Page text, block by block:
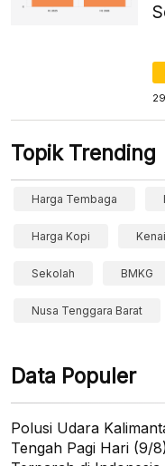
Topik Trending
Harga Tembaga
Harga Kopi
Sekolah BMKG
Nusa Tenggara Barat
Data Populer
Polusi Udara
Tengah Pagi Hari (9/